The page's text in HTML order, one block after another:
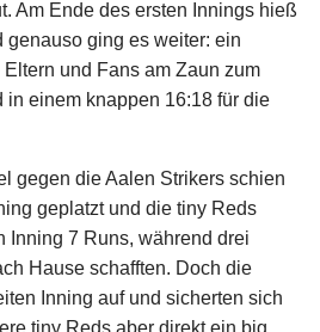
Am Ende des ersten Innings hieß
genauso ging es weiter: ein
und Fans am Zaun zum
in einem knappen 16:18 für die
gegen die Aalen Strikers schien
geplatzt und die tiny Reds
Inning 7 Runs, während drei
Hause schafften. Doch die
Inning auf und sicherten sich
tiny Reds aber direkt ein big